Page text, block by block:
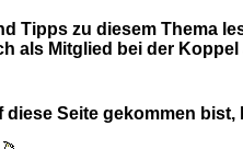
zu diesem Thema
als Mitglied bei der Koppel
diese Seite gekommen bist,